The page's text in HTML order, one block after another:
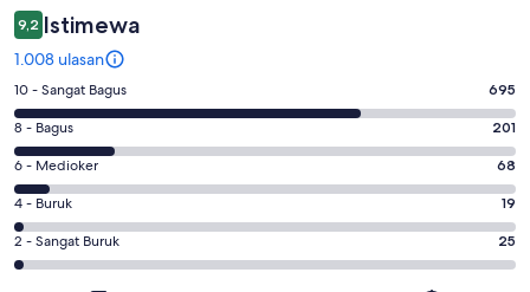
9,2 Istimewa
1.008 ulasan
Penilaian
10
-
Sangat
Bagus.
695
dari
1008
10 - Sangat Bagus 695
Penilaian
8
-
Bagus.
201
dari
8 - Bagus 201
Penilaian
6
-
Medioker.
68
6 - Medioker 68
Penilaian
4
-
4 - Buruk 19
Penilaian
2
2 - Sangat Buruk 25